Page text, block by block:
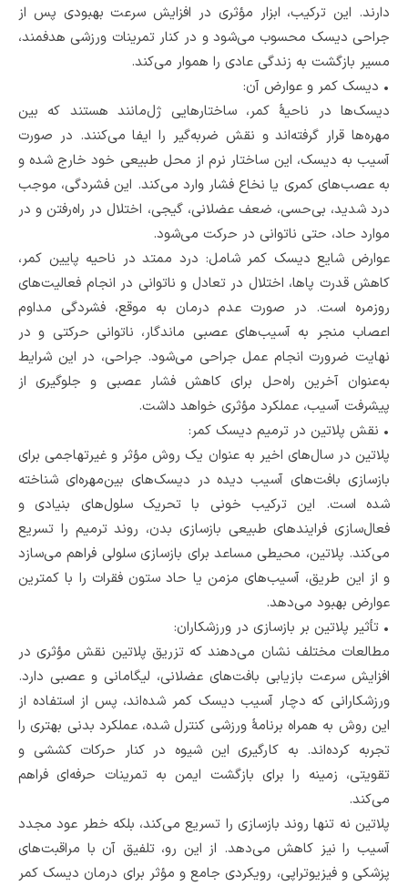
دارند. این ترکیب، ابزار مؤثری در افزایش سرعت بهبودی پس از
جراحی دیسک محسوب می‌شود و در کنار تمرینات ورزشی هدفمند،
مسیر بازگشت به زندگی عادی را هموار می‌کند.
• دیسک کمر و عوارض آن:
دیسک‌ها در ناحیۀ کمر، ساختارهایی ژل‌مانند هستند که بین
مهره‌ها قرار گرفته‌اند و نقش ضربه‌گیر را ایفا می‌کنند. در صورت
آسیب به دیسک، این ساختار نرم از محل طبیعی خود خارج شده و
به عصب‌های کمری یا نخاع فشار وارد می‌کند. این فشردگی، موجب
درد شدید، بی‌حسی، ضعف عضلانی، گیجی، اختلال در راه‌رفتن و در
موارد حاد، حتی ناتوانی در حرکت می‌شود.
عوارض شایع دیسک کمر شامل: درد ممتد در ناحیه پایین کمر،
کاهش قدرت پاها، اختلال در تعادل و ناتوانی در انجام فعالیت‌های
روزمره است. در صورت عدم درمان به موقع، فشردگی مداوم
اعصاب منجر به آسیب‌های عصبی ماندگار، ناتوانی حرکتی و در
نهایت ضرورت انجام عمل جراحی می‌شود. جراحی، در این شرایط
به‌عنوان آخرین راه‌حل برای کاهش فشار عصبی و جلوگیری از
پیشرفت آسیب، عملکرد مؤثری خواهد داشت.
• نقش پلاتین در ترمیم دیسک کمر:
پلاتین در سال‌های اخیر به ‌عنوان یک روش مؤثر و غیرتهاجمی برای
بازسازی بافت‌های آسیب ‌دیده در دیسک‌های بین‌مهره‌ای شناخته
شده است. این ترکیب خونی با تحریک سلول‌های بنیادی و
فعال‌سازی فرایندهای طبیعی بازسازی بدن، روند ترمیم را تسریع
می‌کند. پلاتین، محیطی مساعد برای بازسازی سلولی فراهم می‌سازد
و از این طریق، آسیب‌های مزمن یا حاد ستون فقرات را با کمترین
عوارض بهبود می‌دهد.
• تأثیر پلاتین بر بازسازی در ورزشکاران:
مطالعات مختلف نشان می‌دهند که تزریق پلاتین نقش مؤثری در
افزایش سرعت بازیابی بافت‌های عضلانی، لیگامانی و عصبی دارد.
ورزشکارانی که دچار آسیب دیسک کمر شده‌اند، پس از استفاده از
این روش به همراه برنامۀ ورزشی کنترل‌ شده، عملکرد بدنی بهتری را
تجربه کرده‌اند. به ‌کارگیری این شیوه در کنار حرکات کششی و
تقویتی، زمینه را برای بازگشت ایمن به تمرینات حرفه‌ای فراهم
می‌کند.
پلاتین نه‌ تنها روند بازسازی را تسریع می‌کند، بلکه خطر عود مجدد
آسیب را نیز کاهش می‌دهد. از این رو، تلفیق آن با مراقبت‌های
پزشکی و فیزیوتراپی، رویکردی جامع و مؤثر برای درمان دیسک کمر